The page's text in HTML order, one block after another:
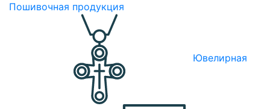
Пошивочная продукция
Ювелирная